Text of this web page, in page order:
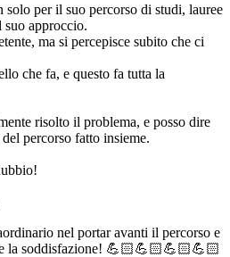
per il suo percorso di studi, lauree
suo approccio.
ma si percepisce subito che ci
che fa, e questo fa tutta la
risolto il problema, e posso dire
percorso fatto insieme.
nel portar avanti il percorso e
la soddisfazione! 💪🏻💪🏻💪🏻💪🏻